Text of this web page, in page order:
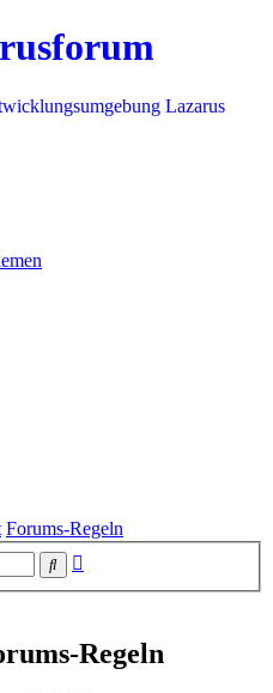
Lazarus
Forums-Regeln
Suche
Regeln